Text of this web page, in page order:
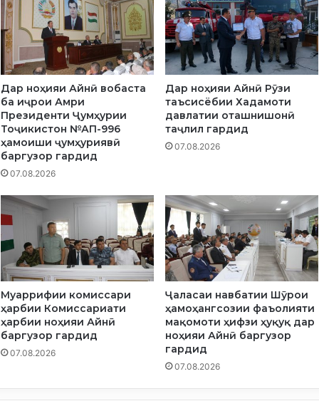
р
д
и
д
а
в
а
т
ӣ
и
н
ш
о
т
и
н
а
и
й
ё
ҳ
Дар ноҳияи Айнӣ вобаста
ба иҷрои Амри
Президенти Ҷумҳурии
Тоҷикистон №АП-996
ҳамоиши ҷумҳуриявӣ
баргузор гардид
07.08.2026
Дар ноҳияи Айнӣ Рӯзи
таъсисёбии Хадамоти
давлатии оташнишонӣ
таҷлил гардид
07.08.2026
Муаррифии комиссари
ҳарбии Комиссариати
ҳарбии ноҳияи Айнӣ
баргузор гардид
07.08.2026
Ҷаласаи навбатии Шӯрои
ҳамоҳангсозии фаъолияти
мақомоти ҳифзи ҳуқуқ дар
ноҳияи Айнӣ баргузор
гардид
07.08.2026